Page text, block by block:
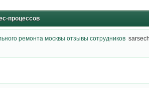
процессов
ремонта москвы отзывы сотрудников